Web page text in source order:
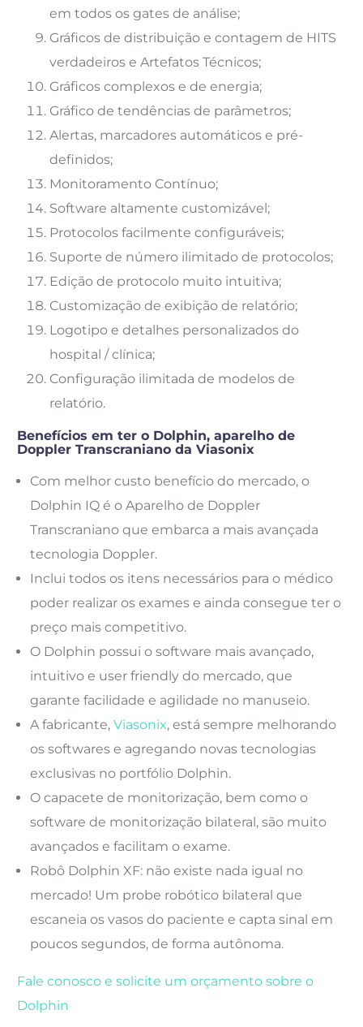
em todos os gates de análise;
Gráficos de distribuição e contagem de HITS
verdadeiros e Artefatos Técnicos;
Gráficos complexos e de energia;
Gráfico de tendências de parâmetros;
Alertas, marcadores automáticos e pré-
definidos;
Monitoramento Contínuo;
Software altamente customizável;
Protocolos facilmente configuráveis;
Suporte de número ilimitado de protocolos;
Edição de protocolo muito intuitiva;
Customização de exibição de relatório;
Logotipo e detalhes personalizados do
hospital / clínica;
Configuração ilimitada de modelos de
relatório.
Benefícios em ter o Dolphin, aparelho de
Doppler Transcraniano da Viasonix
Com melhor custo benefício do mercado, o
Dolphin IQ é oAparelho de Doppler
Transcraniano queembarca a mais avançada
tecnologia Doppler.
Inclui todos os itens necessários para o médico
poder realizar os exames e ainda consegue ter o
preço mais competitivo.
O Dolphin possui o software mais avançado,
intuitivo e user friendly do mercado, que
garante facilidade e agilidade no manuseio.
A fabricante,Viasonix, está sempre melhorando
os softwares e agregando novas tecnologias
exclusivas no portfólio Dolphin.
O capacete de monitorização, bem como o
software de monitorização bilateral, são muito
avançados e facilitam o exame.
Robô Dolphin XF: não existe nada igual no
mercado! Um probe robótico bilateral que
escaneia os vasos do paciente e capta sinal em
poucos segundos, de forma autônoma.
Fale conosco e solicite um orçamento sobre o
Dolphin